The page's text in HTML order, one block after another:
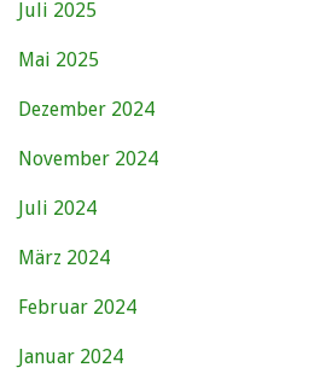
Juli 2025
Mai 2025
Dezember 2024
November 2024
Juli 2024
März 2024
Februar 2024
Januar 2024